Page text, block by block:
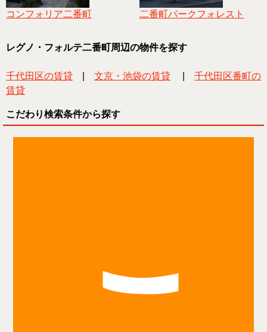
コンフォリア二番町 二番町パークフォレスト
レグノ・フォルテ二番町周辺の物件を探す
千代田区の賃貸 文京・池袋の賃貸
千代田区番町の
賃貸
こだわり検索条件から探す